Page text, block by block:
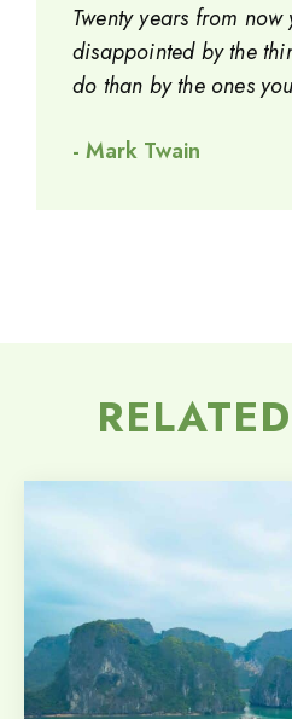
Twenty years from
disappointed by the
do than by the ones
- Mark Twain
RELATED